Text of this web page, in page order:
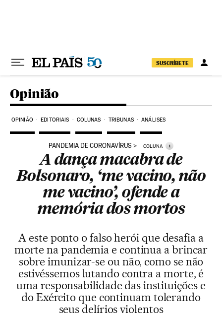
SUSCRÍBETE
Opinião
OPINIÃO EDITORIAIS COLUNAS TRIBUNAS ANÁLISES
PANDEMIA DE CORONAVÍRUS COLUNA i
A dança macabra de
Bolsonaro, ‘me vacino, não
me vacino’, ofende a
memória dos mortos
A este ponto o falso herói que desafia a
morte na pandemia e continua a brincar
sobre imunizar-se ou não, como se não
estivéssemos lutando contra a morte, é
uma responsabilidade das instituições e
do Exército que continuam tolerando
seus delírios violentos